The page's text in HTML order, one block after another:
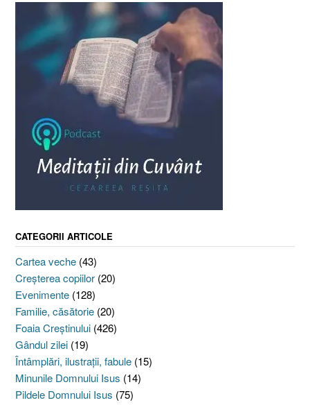
CATEGORII ARTICOLE
Cartea veche (43)
Creşterea copiilor (20)
Evenimente (128)
Familie, căsătorie (20)
Foaia Creştinului (426)
Gândul zilei (19)
Întâmplări, ilustraţii, fabule (15)
Minunile Domnului Isus (14)
Pildele Domnului Isus (75)